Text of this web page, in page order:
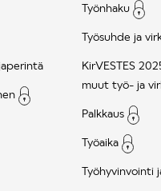
Työnhaku
Työsuhde ja
KirVESTES
muut työ- ja
Palkkaus
Työaika
Työhyvinvointi